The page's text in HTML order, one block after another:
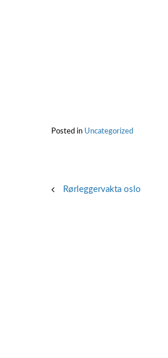
Posted in Uncategorized
PostRørleggervakta oslo